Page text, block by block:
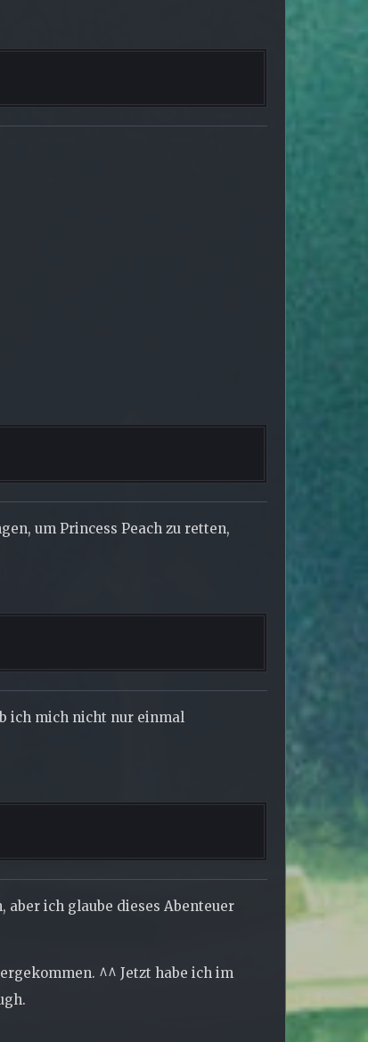
um Princess Peach zu retten,
ich mich nicht nur einmal
ich glaube dieses Abenteuer
^^ Jetzt habe ich im